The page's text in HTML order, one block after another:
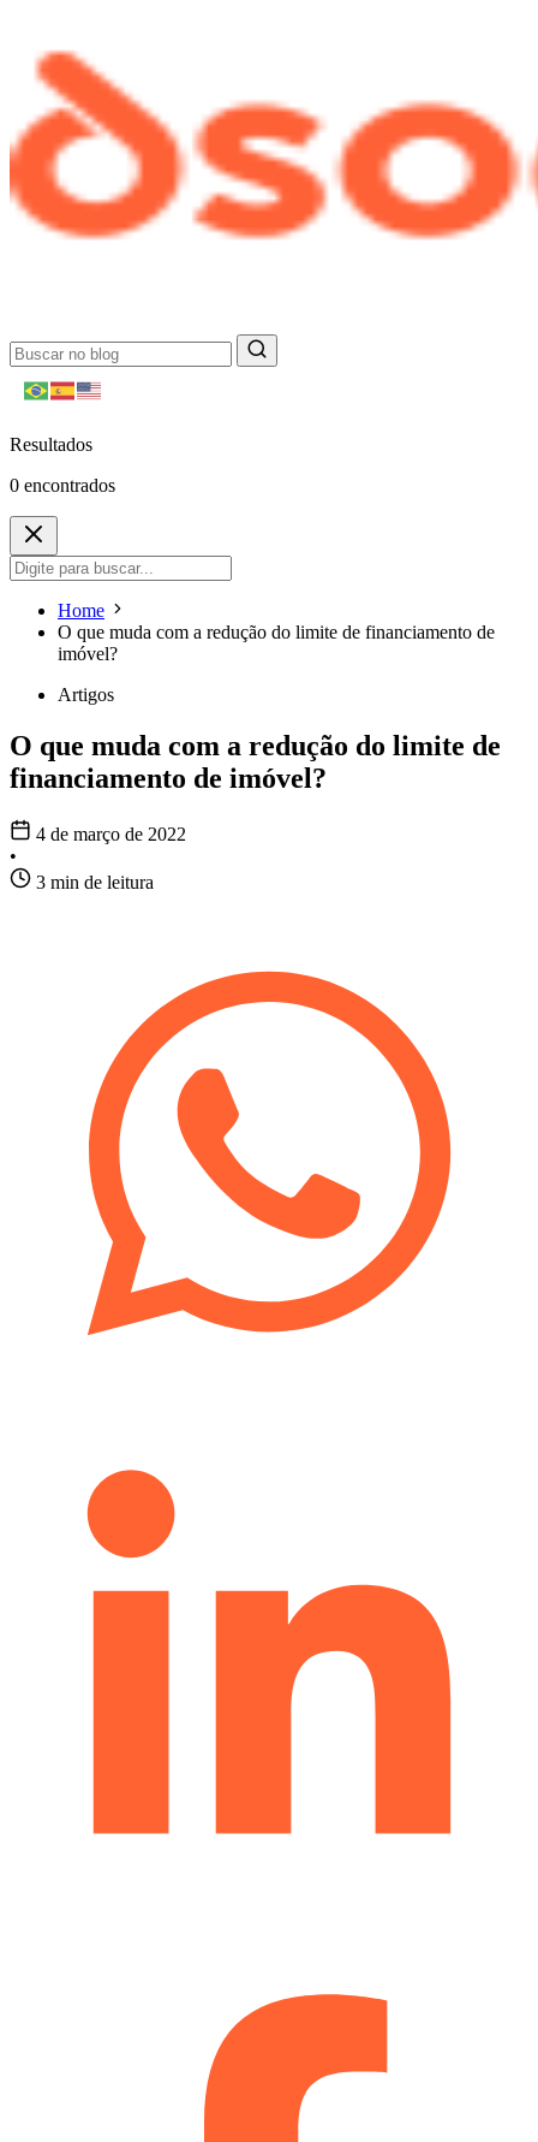
Resultados
0 encontrados
Home
O que muda com a redução do limite de financiamento de
imóvel?
Artigos
O que muda com a redução do limite de
financiamento de imóvel?
4 de março de 2022
•
3 min de leitura